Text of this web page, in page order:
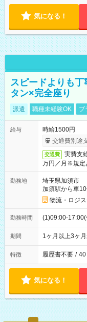
気になる！
スピードよりも
タン×完全座り
派遣 職種未経験OK ブ
給与
時給1500円
交通費別途
交通費
実費支
万円／月※規定
勤務地
埼玉県加須市
加須駅から車
物流・ロジ
勤務時間 (1)09:00-
期間 1ヶ月以上3ヶ
特徴 履歴書不要 / 40
気になる！